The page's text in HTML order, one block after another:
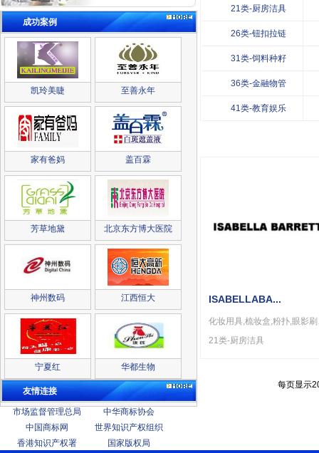
成功案例
凯玲美睫 至善永年
家有爸妈 盖百霖
芳草地黛 北京东方博大医院
神州数码 江西恒大
宁夏红 华都生物
友情连接
市场监督管理总局
中华商标协会
中国商标网
世界知识产权组织
香港知识产权署
国家版权局
21类-厨房洁具
26类-钮扣拉链
31类-饲料种籽
36类-金融物管
41类-教育娱乐
ISABELLABA...
化妆用
21类-厨房洁具
每页显示